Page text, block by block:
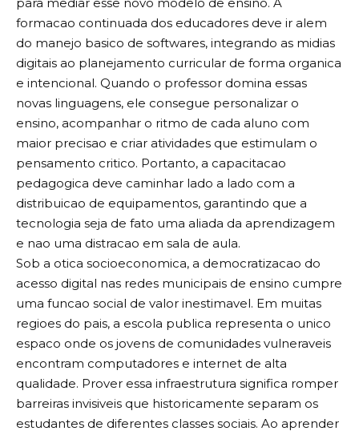
formacao continuada dos educadores deve ir alem
do manejo basico de softwares, integrando as midias
digitais ao planejamento curricular de forma organica
e intencional. Quando o professor domina essas
novas linguagens, ele consegue personalizar o
ensino, acompanhar o ritmo de cada aluno com
maior precisao e criar atividades que estimulam o
pensamento critico. Portanto, a capacitacao
pedagogica deve caminhar lado a lado com a
distribuicao de equipamentos, garantindo que a
tecnologia seja de fato uma aliada da aprendizagem
e nao uma distracao em sala de aula.
Sob a otica socioeconomica, a democratizacao do
acesso digital nas redes municipais de ensino cumpre
uma funcao social de valor inestimavel. Em muitas
regioes do pais, a escola publica representa o unico
espaco onde os jovens de comunidades vulneraveis
encontram computadores e internet de alta
qualidade. Prover essa infraestrutura significa romper
barreiras invisiveis que historicamente separam os
estudantes de diferentes classes sociais. Ao aprender